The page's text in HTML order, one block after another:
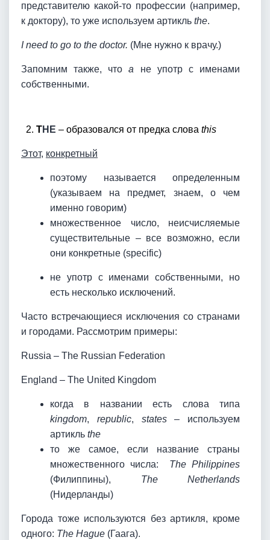
представителю какой-то профессии (например,
к доктору), то уже используем артикль the.
I need to go to the doctor. (Мне нужно к врачу.)
Запомним также, чтоa не употр с именами
собственными.
2. THE – образовался от предка слова this
Этот, конкретный
поэтому называется определенным
(указываем на предмет, знаем, о чем
именно говорим)
множественное число, неисчисляемые
существительные – все возможно, если
они конкретные (specific)
не употр с именами собственными, но
есть несколько исключений.
Часто встречающиеся исключения со странами
и городами. Рассмотрим примеры:
Russia – The Russian Federation
England – The United Kingdom
когда в названии есть слова типа
kingdom, republic, states– используем
артикль the
то же самое, если название страны
множественного числа: The Philippines
(Филиппины), The Netherlands
(Нидерланды)
Города тоже используются без артикля, кроме
одного: The Hague (Гаага).